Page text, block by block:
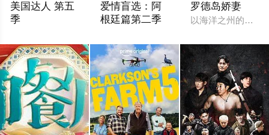
美国达人 第五
季
爱情盲选：阿
根廷篇第二季
罗德岛娇妻
以海洋之州的海岸